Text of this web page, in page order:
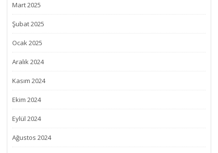
Mart 2025
Şubat 2025
Ocak 2025
Aralık 2024
Kasım 2024
Ekim 2024
Eylül 2024
Ağustos 2024